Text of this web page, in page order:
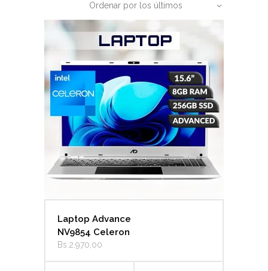
últimos
Ordenar por los últimos
Laptop Advance
NV9854 Celeron
Bs. 2.970,00